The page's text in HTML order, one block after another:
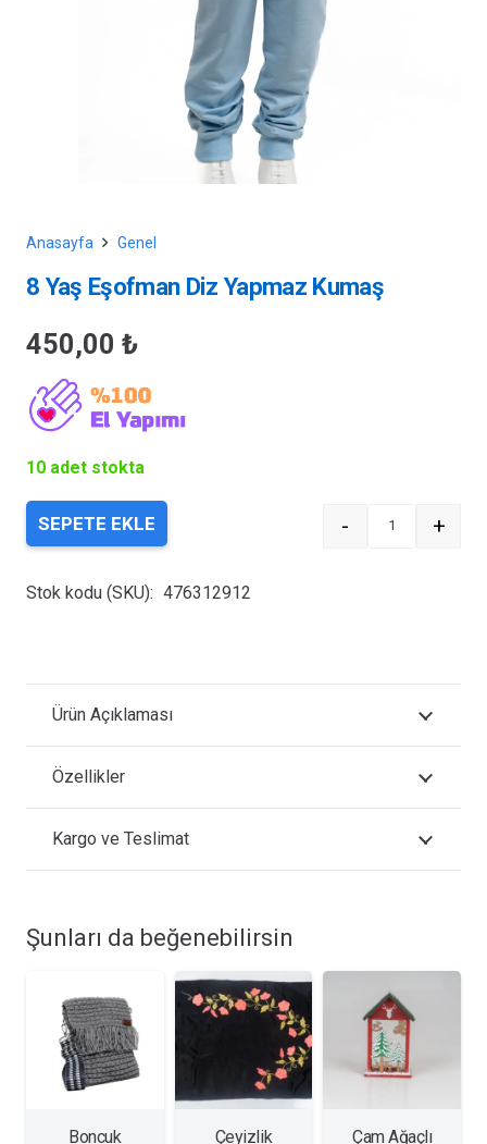
Anasayfa Genel
8 Yaş Eşofman Diz Yapmaz Kumaş
450,00 ₺
10 adet stokta
- +
SEPETE EKLE
Stok kodu (SKU): 476312912
Ürün Açıklaması
Özellikler
Kargo ve Teslimat
Şunları da beğenebilirsin
Boncuk Çeyizlik Çam Ağaçlı